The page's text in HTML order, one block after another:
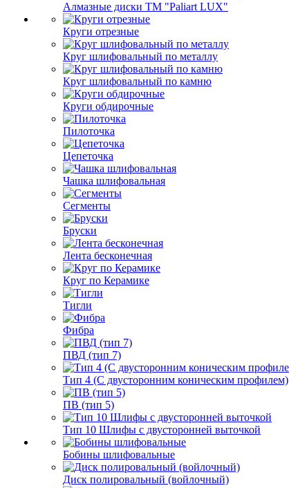
Алмазные диски ТМ "Paliart LUX"
Круги отрезные
Круг шлифовальный по металлу
Круг шлифовальный по камню
Круги обдирочные
Пилоточка
Цепеточка
Чашка шлифовальная
Сегменты
Бруски
Лента бесконечная
Круг по Керамике
Тигли
Фибра
ПВД (тип 7)
Тип 4 (С двусторонним коническим профилем)
ПВ (тип 5)
Тип 10 Шлифы с двусторонней выточкой
Бобины шлифовальные
Диск полировальный (войлочный)